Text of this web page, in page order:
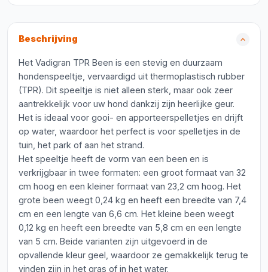
Beschrijving
Het Vadigran TPR Been is een stevig en duurzaam
hondenspeeltje, vervaardigd uit thermoplastisch rubber
(TPR). Dit speeltje is niet alleen sterk, maar ook zeer
aantrekkelijk voor uw hond dankzij zijn heerlijke geur.
Het is ideaal voor gooi- en apporteerspelletjes en drijft
op water, waardoor het perfect is voor spelletjes in de
tuin, het park of aan het strand.
Het speeltje heeft de vorm van een been en is
verkrijgbaar in twee formaten: een groot formaat van 32
cm hoog en een kleiner formaat van 23,2 cm hoog. Het
grote been weegt 0,24 kg en heeft een breedte van 7,4
cm en een lengte van 6,6 cm. Het kleine been weegt
0,12 kg en heeft een breedte van 5,8 cm en een lengte
van 5 cm. Beide varianten zijn uitgevoerd in de
opvallende kleur geel, waardoor ze gemakkelijk terug te
vinden zijn in het gras of in het water.